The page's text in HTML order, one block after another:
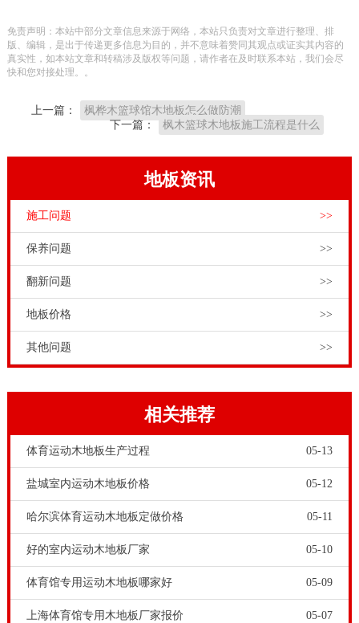
地板不仅要具备防滑功能和耐磨功能，还要具备运动、
保护、技术三大基本功能，这样才能满体育场馆和健身
缺的。
产、销售、设计、施工、翻新、保养、售后等完整产业
木地板铺装方案；而且，品牌运动木地板厂家，拥有现
代化的生产基地和安装工程师，能够为体育场馆和剧院
板施工工艺有哪些，13716001635运动木地板技术性能
是指体育木地板能够长时间满足运动性能和保护性能，
而且能适应运动器械和设备(例如座椅和看台)的移动和
标等于大于53%，地板弹力等于大于90%，地板科学摩
擦系数0.4-0.6之间等等。
免责声明：本站中部分文章信息来源于网络，本站只负责对文章进行整理、排
版、编辑，是出于传递更多信息为目的，并不意味着赞同其观点或证实其内容的
真实性，如本站文章和转稿涉及版权等问题，请作者在及时联系本站，我们会尽
快和您对接处理。。
上一篇：
枫桦木篮球馆木地板怎么做防潮
下一篇：
枫木篮球木地板施工流程是什么
地板资讯
施工问题 >>
保养问题 >>
翻新问题 >>
地板价格 >>
其他问题 >>
相关推荐
体育运动木地板生产过程 05-13
盐城室内运动木地板价格 05-12
哈尔滨体育运动木地板定做价格 05-11
好的室内运动木地板厂家 05-10
体育馆专用运动木地板哪家好 05-09
上海体育馆专用木地板厂家报价 05-07